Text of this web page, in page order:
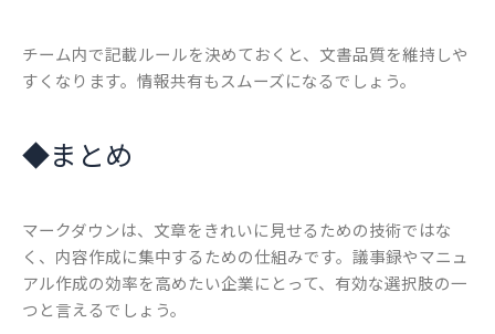
チーム内で記載ルールを決めておくと、文書品質を維持しや
すくなります。情報共有もスムーズになるでしょう。
◆まとめ
マークダウンは、文章をきれいに見せるための技術ではな
く、内容作成に集中するための仕組みです。議事録やマニュ
アル作成の効率を高めたい企業にとって、有効な選択肢の一
つと言えるでしょう。